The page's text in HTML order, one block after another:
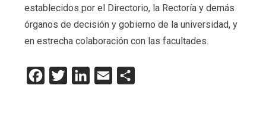
establecidos por el Directorio, la Rectoría y demás
órganos de decisión y gobierno de la universidad, y
en estrecha colaboración con las facultades.
Facebook
Twitter LinkedInEmail